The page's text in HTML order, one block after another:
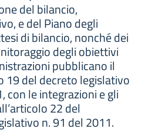
del bilancio,
e del Piano degli
di bilancio, nonché dei
degli obiettivi
pubblicano il
19 del decreto legislativo
con le integrazioni e gli
22 del
n. 91 del 2011.